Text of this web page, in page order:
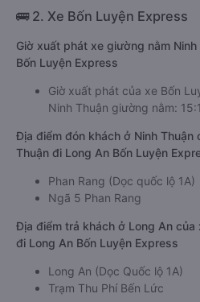
🚌 2. Xe Bốn Luyện Express
Giờ xuất phát xe giường nằm
Bốn Luyện Express
Giờ xuất phát của xe Bốn
Ninh Thuận giường nằm:
Địa điểm đón khách ở Ninh Thuận
Thuận đi Long An Bốn Luyện
Phan Rang (Dọc quốc lộ 1A)
Ngã 5 Phan Rang
Địa điểm trả khách ở Long An của
đi Long An Bốn Luyện Express
Long An (Dọc Quốc lộ 1A)
Trạm Thu Phí Bến Lức